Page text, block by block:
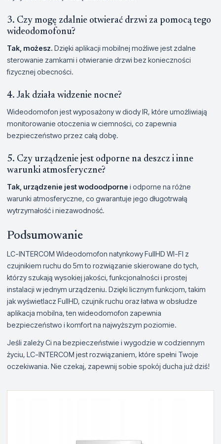
3. Czy mogę zdalnie otwierać drzwi za pomocą tego
wideodomofonu?
Tak, możesz. Dzięki aplikacji mobilnej możliwe jest zdalne
sterowanie zamkami i otwieranie drzwi bez konieczności
fizycznej obecności.
4. Jak działa widzenie nocne?
Wideodomofon jest wyposażony w diody IR, które umożliwiają
monitorowanie otoczenia w ciemności, co zapewnia
bezpieczeństwo przez całą dobę.
5. Czy urządzenie jest odporne na deszcz i inne
warunki atmosferyczne?
Tak, urządzenie jest wodoodporne i odporne na różne
warunki atmosferyczne, co gwarantuje jego długotrwałą
wytrzymałość i niezawodność.
Podsumowanie
LC-INTERCOM Wideodomofon natynkowy FullHD WI-FI z
czujnikiem ruchu do 5m to rozwiązanie skierowane do tych,
którzy szukają wysokiej jakości, funkcjonalności i prostej
instalacji w jednym urządzeniu. Dzięki licznym funkcjom, takim
jak wyświetlacz FullHD, czujnik ruchu oraz łatwa w obsłudze
aplikacja mobilna, ten wideodomofon zapewnia
bezpieczeństwo i komfort na najwyższym poziomie.
Jeśli zależy Ci na bezpieczeństwie i wygodzie w codziennym
życiu, LC-INTERCOM jest rozwiązaniem, które spełni Twoje
oczekiwania. Nie czekaj, zapewnij sobie spokój ducha już dziś!